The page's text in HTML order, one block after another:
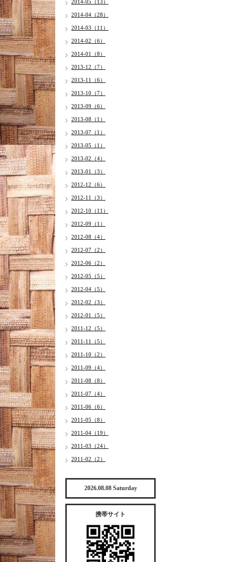
2014-05（13）
2014-04（28）
2014-03（11）
2014-02（6）
2014-01（8）
2013-12（7）
2013-11（6）
2013-10（7）
2013-09（6）
2013-08（1）
2013-07（1）
2013-05（1）
2013-02（4）
2013-01（3）
2012-12（6）
2012-11（3）
2012-10（11）
2012-09（1）
2012-08（4）
2012-07（2）
2012-06（2）
2012-05（5）
2012-04（5）
2012-02（3）
2012-01（5）
2011-12（5）
2011-11（5）
2011-10（2）
2011-09（4）
2011-08（8）
2011-07（4）
2011-06（6）
2011-05（8）
2011-04（19）
2011-03（24）
2011-02（2）
2026.08.08 Saturday
携帯サイト